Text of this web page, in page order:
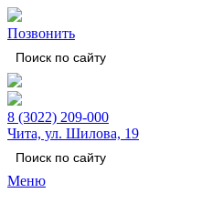
Позвонить
8 (3022) 209-000
Чита, ул. Шилова, 19
Меню